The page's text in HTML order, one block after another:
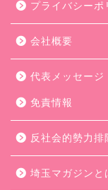
プライバシーポ
会社概要
代表メッセージ
免責情報
反社会的勢力排
埼玉マガジンと